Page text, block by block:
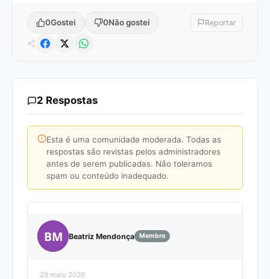
0Gostei 0Não gostei Reportar
2 Respostas
Esta é uma comunidade moderada. Todas as
respostas são revistas pelos administradores
antes de serem publicadas. Não toleramos
spam ou conteúdo inadequado.
BM Beatriz Mendonça Membro
29 maio 2026